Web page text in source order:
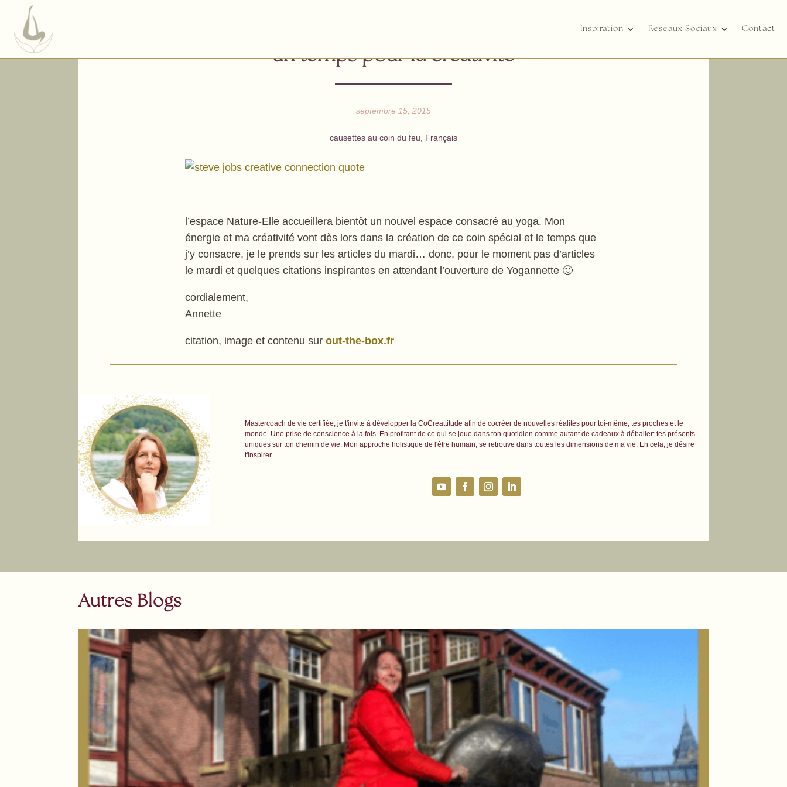
Inspiration Reseaux Sociaux Contact
un temps pour la créativité
septembre 15, 2015
causettes au coin du feu Français
l’espace Nature-Elle accueillera bientôt un nouvel espace consacré au yoga. Mon
énergie et ma créativité vont dès lors dans la création de ce coin spécial et le temps que
j’y consacre, je le prends sur les articles du mardi… donc, pour le moment pas d’articles
le mardi et quelques citations inspirantes en attendant l’ouverture de Yogannette 🙂
cordialement,
Annette
citation, image et contenu surout-the-box.fr
Mastercoach de vie certifiée, je t'invite à développer la CoCreattitude afin de cocréer de nouvelles réalités pour toi-même, tes proches et le
monde. Une prise de conscience à la fois. En profitant de ce qui se joue dans ton quotidien comme autant de cadeaux à déballer: tes présents
uniques sur ton chemin de vie. Mon approche holistique de l'être humain, se retrouve dans toutes les dimensions de ma vie. En cela, je désire
t'inspirer.
Autres Blogs